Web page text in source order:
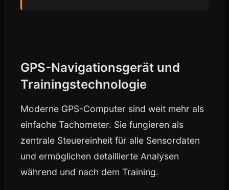
GPS-Navigationsgerät und
Trainingstechnologie
Moderne GPS-Computer sind weit mehr als
einfache Tachometer. Sie fungieren als
zentrale Steuereinheit für alle Sensordaten
und ermöglichen detaillierte Analysen
während und nach dem Training.